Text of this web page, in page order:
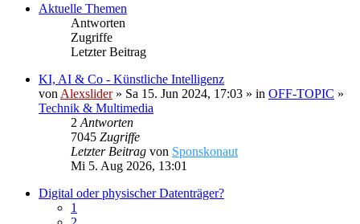
Aktuelle Themen
Antworten
Zugriffe
Letzter Beitrag
KI, AI & Co - Künstliche Intelligenz
von Alexslider» Sa 15. Jun 2024, 17:03 » in OFF-TOPIC »
Technik & Multimedia
2 Antworten
7045 Zugriffe
Letzter Beitrag von Sponskonaut
Mi 5. Aug 2026, 13:01
Digital oder physischer Datenträger?
1